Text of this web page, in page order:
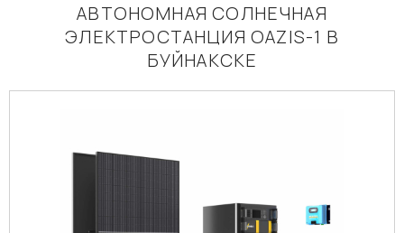
АВТОНОМНАЯ СОЛНЕЧНАЯ
ЭЛЕКТРОСТАНЦИЯ OAZIS-1 В
БУЙНАКСКЕ